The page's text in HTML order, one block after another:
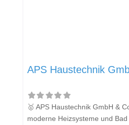
APS Haustechnik
🥇 APS Haustechnik GmbH &
moderne Heizsysteme und